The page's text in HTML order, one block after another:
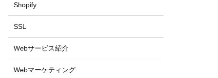
Shopify
SSL
Webサービス紹介
Webマーケティング